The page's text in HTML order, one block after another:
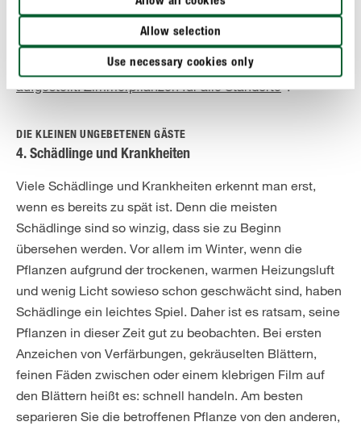
Allow selection
Use necessary cookies only
Welche Pflanzen sogar trockener Heizungsluft, kalten
Fluren, dunklen Wohnzimmerecken oder feuchten
Badezimmern trotzen, erfahren Sie im Artikel "
aufgestellt: Zimmerpflanzen für alle Standorte".
DIE KLEINEN UNGEBETENEN GÄSTE
4. Schädlinge und Krankheiten
Viele Schädlinge und Krankheiten erkennt man erst,
wenn es bereits zu spät ist. Denn die meisten
Schädlinge sind so winzig, dass sie zu Beginn
übersehen werden. Vor allem im Winter, wenn die
Pflanzen aufgrund der trockenen, warmen Heizungsluft
und wenig Licht sowieso schon geschwächt sind, haben
Schädlinge ein leichtes Spiel. Daher ist es ratsam, seine
Pflanzen in dieser Zeit gut zu beobachten. Bei ersten
Anzeichen von Verfärbungen, gekräuselten Blättern,
feinen Fäden zwischen oder einem klebrigen Film auf
den Blättern heißt es: schnell handeln. Am besten
separieren Sie die betroffenen Pflanze von den anderen,